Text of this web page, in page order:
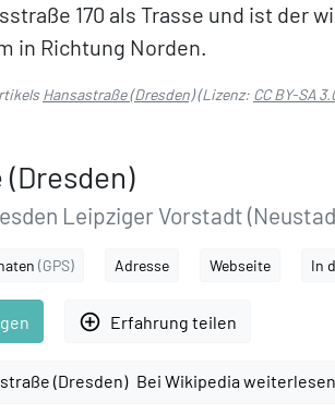
170 als Trasse und ist der
in Richtung Norden.
Hansastraße (Dresden)(Lizenz: CC BY-SA
Leipziger Vorstadt
(GPS) Adresse Webseite In
add_circle_outline Erfahrung teilen
Bei Wikipedia weiterlesen